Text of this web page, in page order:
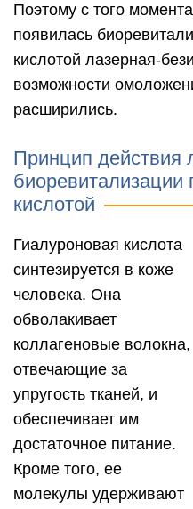
Поэтому с того
появилась
кислотой лазерная-
возможности
расширились.
Принцип действия
биоревитализации
кислотой
Гиалуроновая кислота
синтезируется в коже
человека. Она
обволакивает
коллагеновые волокна,
отвечающие за
упругость тканей, и
обеспечивает им
достаточное питание.
Кроме того, ее
молекулы удерживают